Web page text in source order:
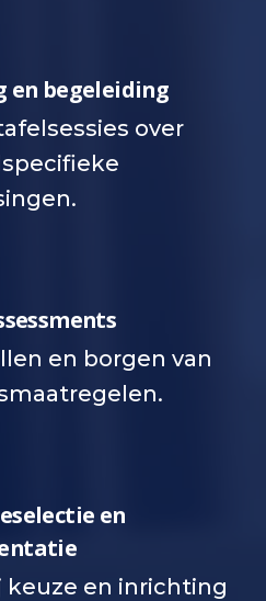
en begeleiding
over
en borgen van
en
keuze en inrichting